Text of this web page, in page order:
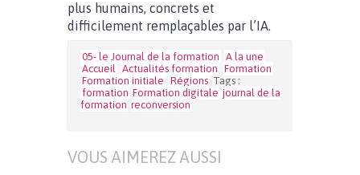
plus humains, concrets et
difficilement remplaçables par l’IA.
05- le Journal de la formation A la une
Accueil Actualités formation Formation
Formation initiale Régions Tags :
formation Formation digitale journal de la
formation reconversion
VOUS AIMEREZ AUSSI